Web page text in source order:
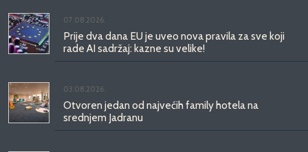
07.08.2026.
Prije dva dana EU je uveo nova pravila za sve koji
rade AI sadržaj: kazne su velike!
03.08.2026.
Otvoren jedan od najvećih family hotela na
srednjem Jadranu